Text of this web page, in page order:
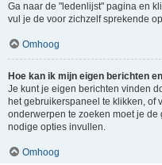
Ga naar de "ledenlijst" pagina en
vul je de voor zichzelf sprekende
Omhoog
Hoe kan ik mijn eigen berichten
Je kunt je eigen berichten vinden
het gebruikerspaneel te klikken, of
onderwerpen te zoeken moet je
nodige opties invullen.
Omhoog